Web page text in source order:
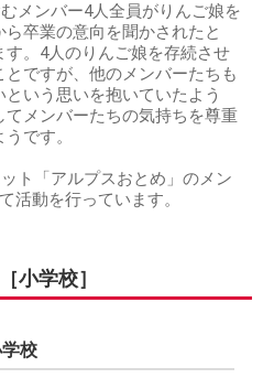
メンバー4人全員がりんご娘を
卒業の意向を聞かされたと
。4人のりんご娘を存続させ
ですが、他のメンバーたちも
いう思いを抱いていたよう
メンバーたちの気持ちを尊重
です。
ト「アルプスおとめ」のメン
活動を行っています。
小学校］
校